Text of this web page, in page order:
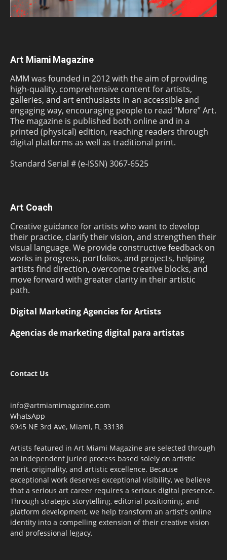
Art Miami Magazine
AMM was founded in 2012 with the aim of providing
high-quality, comprehensive content for artists,
galleries, and art enthusiasts in an accessible and
engaging way, encouraging people to read “More” Art.
The magazine is published both online and in a
printed (physical) edition, reaching readers through
digital platforms as well as traditional print.
Standard Serial # (e-ISSN) 3067-6525
Art Coach
Creative guidance for artists who want to develop
their practice, clarify their vision, and strengthen their
visual language. We provide constructive feedback on
works in progress, portfolios, and projects, helping
artists find direction, overcome creative blocks, and
move forward with greater clarity in their artistic
path.
Digital Marketing Agencies for Artists
Agencias de marketing digital para artistas
Contact Us
info@artmiamimagazine.com
WhatsApp
6945 NE 3rd Ave, Miami, FL 33138
Artists featured in Art Miami Magazine are selected through
an independent juried process based solely on artistic
merit, originality, and artistic excellence. Because
exceptional work deserves exceptional visibility, we believe
that a serious art career requires a serious digital presence.
Through strategic storytelling, editorial positioning, and
platform development, we help transform an artist's online
identity into a compelling extension of their creative vision
and professional legacy.